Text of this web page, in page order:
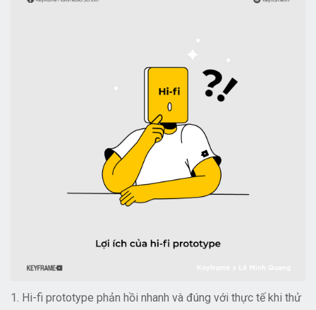
1. Hi-fi prototype phản hồi nhanh và đúng với thực tế khi thử